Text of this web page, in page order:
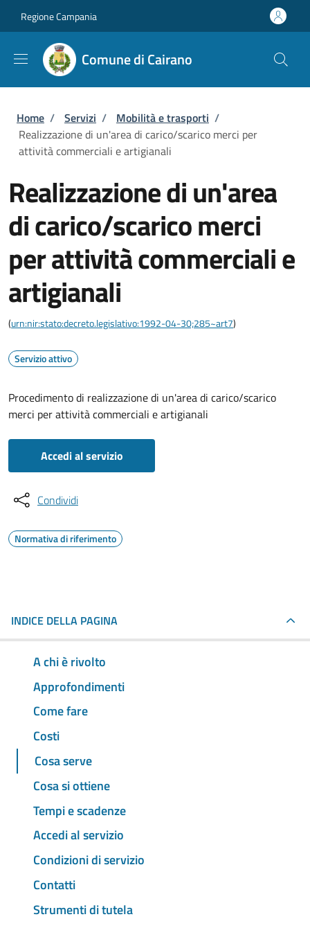
Regione Campania
Comune di Cairano
Briciole di pane
Home / Servizi / Mobilità e trasporti /
Realizzazione di un'area di carico/scarico merci per
attività commerciali e artigianali
Realizzazione di un'area
di carico/scarico merci
per attività commerciali e
artigianali
(urn:nir:stato:decreto.legislativo:1992-04-30;285~art7)
Servizio attivo
Procedimento di realizzazione di un'area di carico/scarico
merci per attività commerciali e artigianali
Accedi al servizio
Condividi
Normativa di riferimento
INDICE DELLA PAGINA
A chi è rivolto
Approfondimenti
Come fare
Costi
Cosa serve
Cosa si ottiene
Tempi e scadenze
Accedi al servizio
Condizioni di servizio
Contatti
Strumenti di tutela